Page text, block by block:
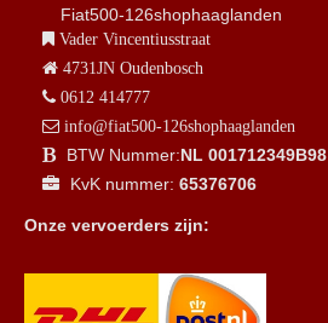
Fiat500-126shophaaglanden
Vader Vincentiusstraat
4731JN Oudenbosch
0612 414777
info@fiat500-126shophaaglanden
BTW Nummer:NL 001712349B98
KvK nummer: 65376706
Onze vervoerders zijn: